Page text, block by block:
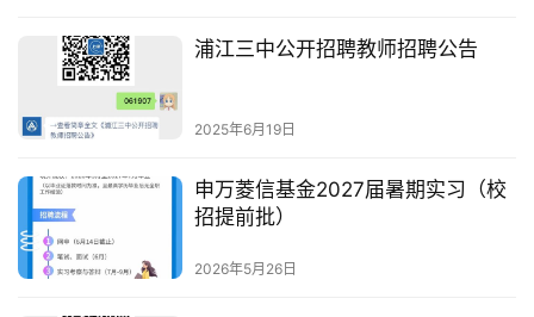
浦江三中公开招聘教师招聘公告
2025年6月19日
申万菱信基金2027届暑期实习（校
招提前批）
2026年5月26日